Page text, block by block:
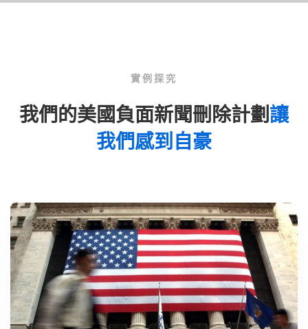
實例探究
我們的美國負面新聞刪除計劃讓
我們感到自豪